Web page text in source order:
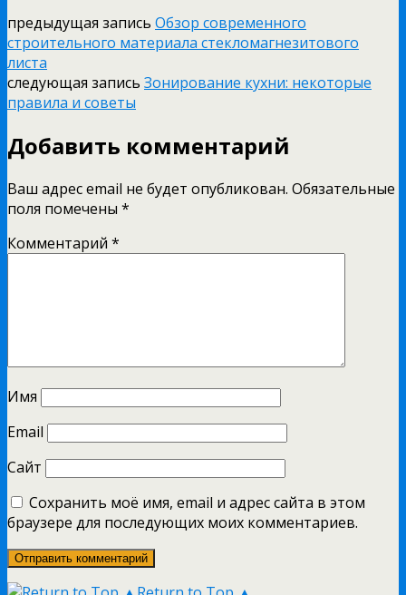
предыдущая запись Обзор современного
строительного материала стекломагнезитового
листа
следующая запись Зонирование кухни: некоторые
правила и советы
Добавить комментарий
Ваш адрес email не будет опубликован. Обязательные
поля помечены *
Комментарий *
Имя
Email
Сайт
Сохранить моё имя, email и адрес сайта в этом
браузере для последующих моих комментариев.